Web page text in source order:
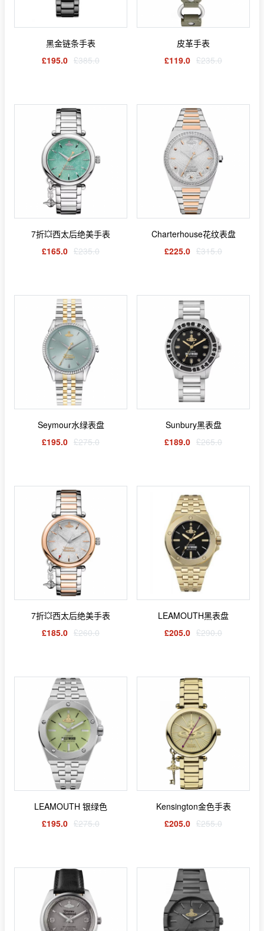
黑金链条手表
£195.0 £385.0
皮革手表
£119.0 £235.0
7折💥西太后绝美手表
£165.0 £235.0
Charterhouse花纹表盘
£225.0 £315.0
Seymour水绿表盘
£195.0 £275.0
Sunbury黑表盘
£189.0 £265.0
7折💥西太后绝美手表
£185.0 £260.0
LEAMOUTH黑表盘
£205.0 £290.0
LEAMOUTH 银绿色
£195.0 £275.0
Kensington金色手表
£205.0 £255.0